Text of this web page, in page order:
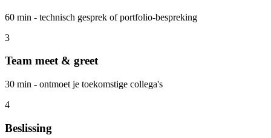
60 min - technisch gesprek of portfolio-bespreking
3
Team meet & greet
30 min - ontmoet je toekomstige collega's
4
Beslissing